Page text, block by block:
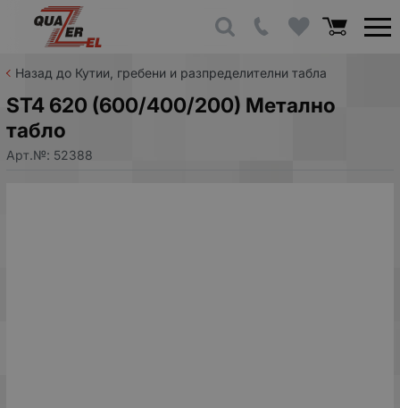
Назад до Кутии, гребени и разпределителни табла
ST4 620 (600/400/200) Метално
табло
Арт.№: 52388